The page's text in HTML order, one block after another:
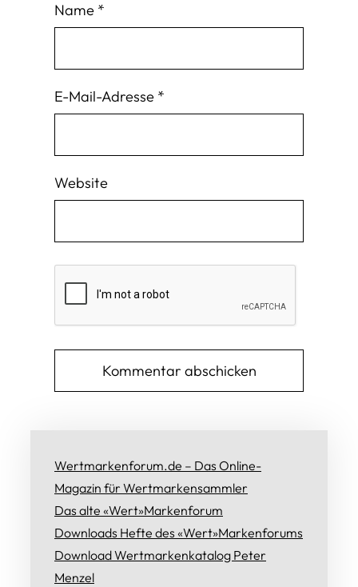
Name *
E-Mail-Adresse *
Website
Wertmarkenforum.de – Das Online-
Magazin für Wertmarkensammler
Das alte «Wert»Markenforum
Downloads Hefte des «Wert»Markenforums
Download Wertmarkenkatalog Peter
Menzel